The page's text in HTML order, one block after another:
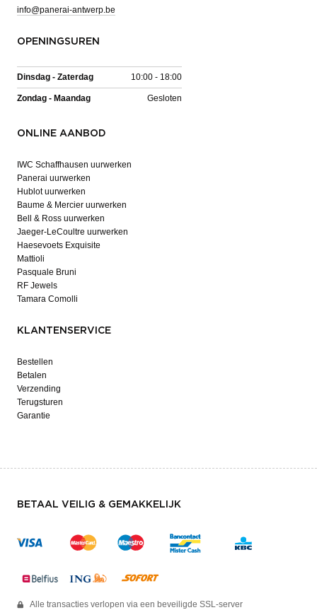
info@panerai-antwerp.be
OPENINGSUREN
Dinsdag - Zaterdag 10:00 - 18:00
Zondag - Maandag Gesloten
ONLINE AANBOD
IWC Schaffhausen uurwerken
Panerai uurwerken
Hublot uurwerken
Baume & Mercier uurwerken
Bell & Ross uurwerken
Jaeger-LeCoultre uurwerken
Haesevoets Exquisite
Mattioli
Pasquale Bruni
RF Jewels
Tamara Comolli
KLANTENSERVICE
Bestellen
Betalen
Verzending
Terugsturen
Garantie
BETAAL VEILIG & GEMAKKELIJK
Alle transacties verlopen via een beveiligde SSL-server